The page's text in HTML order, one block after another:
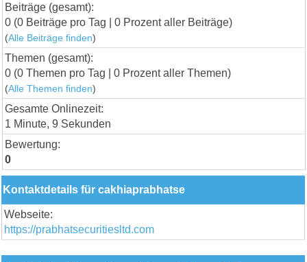
Beiträge (gesamt):
0 (0 Beiträge pro Tag | 0 Prozent aller Beiträge)
(Alle Beiträge finden)
Themen (gesamt):
0 (0 Themen pro Tag | 0 Prozent aller Themen)
(Alle Themen finden)
Gesamte Onlinezeit:
1 Minute, 9 Sekunden
Bewertung:
0
Kontaktdetails für cakhiaprabhatse
Webseite:
https://prabhatsecuritiesltd.com